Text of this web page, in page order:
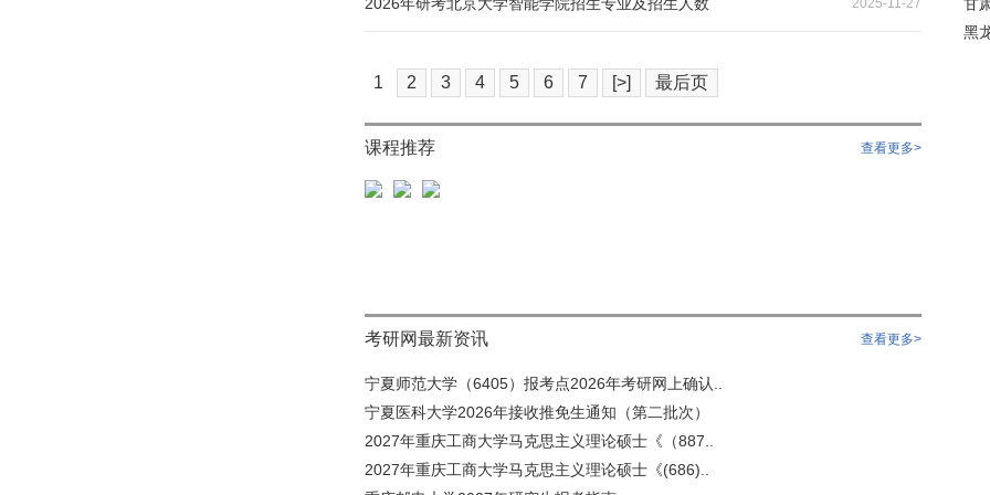
2025-11-27
1 2 3 4 5 6 7 [>] 最后页
课程推荐 查看更多>
考研网最新资讯 查看更多>
宁夏师范大学（6405）报考点2026年考研网上确认..
宁夏医科大学2026年接收推免生通知（第二批次）
2027年重庆工商大学马克思主义理论硕士《（887..
2027年重庆工商大学马克思主义理论硕士《(686)..
黑